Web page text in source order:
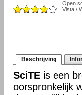
Open
Vista /
Beschrijving
SciTE is een
oorspronkelijk